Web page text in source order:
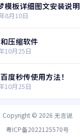
模板详细图文安装说明
8月10日
压缩软件
10月25日
度秒传使用方法！
10月25日
Copyright © 2026 无言说
粤ICP备2022125570号